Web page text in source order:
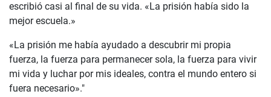
escribió casi al final de su vida. «La prisión había sido la
mejor escuela.»
«La prisión me había ayudado a descubrir mi propia
fuerza, la fuerza para permanecer sola, la fuerza para vivir
mi vida y luchar por mis ideales, contra el mundo entero si
fuera necesario»."